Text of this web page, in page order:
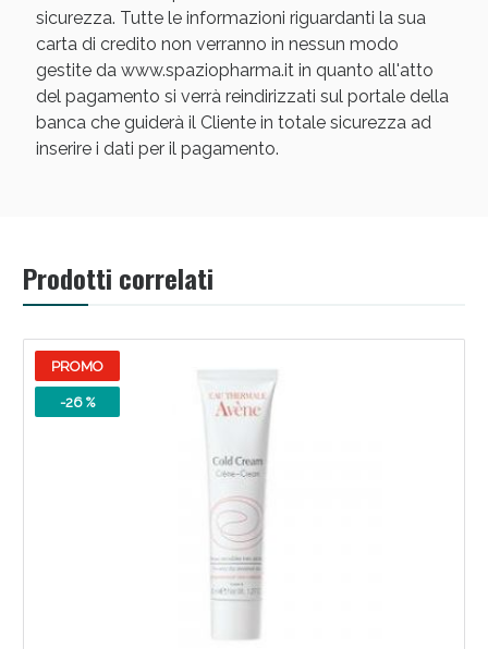
sicurezza. Tutte le informazioni riguardanti la sua
carta di credito non verranno in nessun modo
gestite da www.spaziopharma.it in quanto all'atto
del pagamento si verrà reindirizzati sul portale della
banca che guiderà il Cliente in totale sicurezza ad
inserire i dati per il pagamento.
Prodotti correlati
PROMO
-26 %